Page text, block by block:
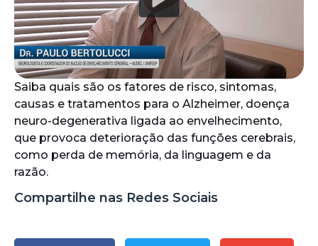
Saiba quais são os fatores de risco, sintomas,
causas e tratamentos para o Alzheimer, doença
neuro-degenerativa ligada ao envelhecimento,
que provoca deterioração das funções cerebrais,
como perda de memória, da linguagem e da
razão.
Compartilhe nas Redes Sociais